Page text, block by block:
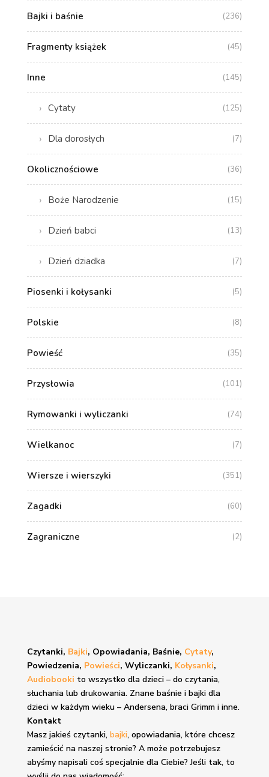
Bajki i baśnie (236)
Fragmenty książek (45)
Inne (145)
Cytaty (125)
Dla dorosłych (7)
Okolicznościowe (36)
Boże Narodzenie (15)
Dzień babci (13)
Dzień dziadka (7)
Piosenki i kołysanki (5)
Polskie (8)
Powieść (35)
Przysłowia (101)
Rymowanki i wyliczanki (74)
Wielkanoc (7)
Wiersze i wierszyki (351)
Zagadki (60)
Zagraniczne (2)
Czytanki, Bajki, Opowiadania, Baśnie, Cytaty,
Powiedzenia, Powieści, Wyliczanki, Kołysanki,
Audiobooki to wszystko dla dzieci – do czytania,
słuchania lub drukowania. Znane baśnie i bajkidla
dzieci w każdym wieku – Andersena, braci Grimm i inne.
Kontakt
Masz jakieś czytanki, bajki, opowiadania, które chcesz
zamieścić na naszej stronie? A może potrzebujesz
abyśmy napisali coś specjalnie dla Ciebie? Jeśli tak, to